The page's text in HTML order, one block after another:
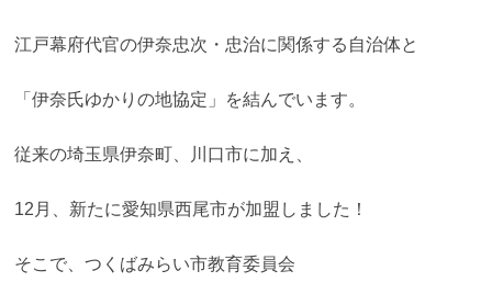
江戸幕府代官の伊奈忠次・忠治に関係する自治体と
「伊奈氏ゆかりの地協定」を結んでいます。
従来の埼玉県伊奈町、川口市に加え、
12月、新たに愛知県西尾市が加盟しました！
そこで、つくばみらい市教育委員会